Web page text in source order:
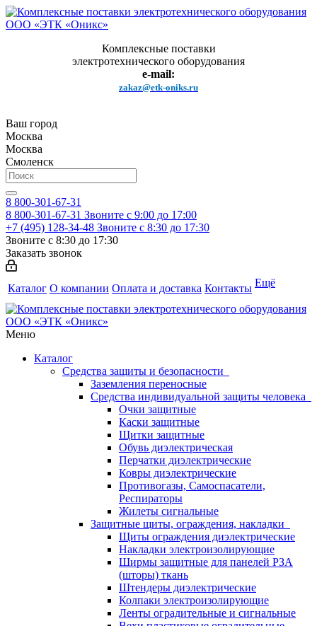
Комплексные поставки
электротехнического оборудования
e-mail:
zakaz@etk-oniks.ru
Ваш город
Москва
Москва
Смоленск
8 800-301-67-31
8 800-301-67-31 Звоните с 9:00 до 17:00
+7 (495) 128-34-48 Звоните с 8:30 до 17:30
Звоните с 8:30 до 17:30
Заказать звонок
Каталог О компании Оплата и доставка Контакты Ещё
Меню
Каталог
Средства защиты и безопасности
Заземления переносные
Средства индивидуальной защиты человека
Очки защитные
Каски защитные
Щитки защитные
Обувь диэлектрическая
Перчатки диэлектрические
Ковры диэлектрические
Противогазы, Самоспасатели,
Респираторы
Жилеты сигнальные
Защитные щиты, ограждения, накладки
Щиты ограждения диэлектрические
Накладки электроизолирующие
Ширмы защитные для панелей РЗА
(шторы) ткань
Штендеры диэлектрические
Колпаки электроизолирующие
Ленты оградительные и сигнальные